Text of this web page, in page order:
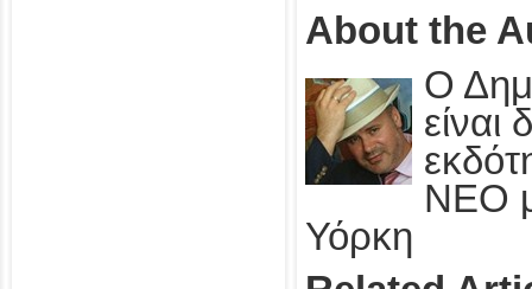
About the
Ο
είναι
ΝΕΟ
Υόρκη